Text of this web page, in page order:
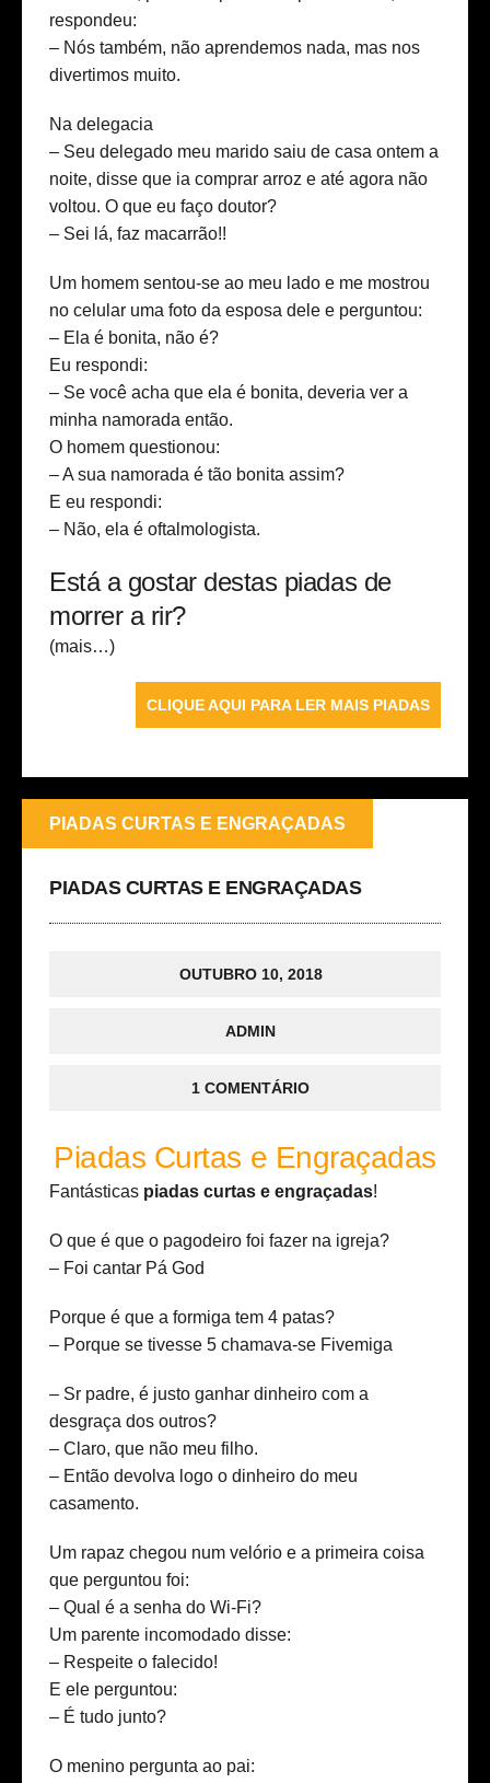
respondeu:
– Nós também, não aprendemos nada, mas nos
divertimos muito.
Na delegacia
– Seu delegado meu marido saiu de casa ontem a
noite, disse que ia comprar arroz e até agora não
voltou. O que eu faço doutor?
– Sei lá, faz macarrão!!
Um homem sentou-se ao meu lado e me mostrou
no celular uma foto da esposa dele e perguntou:
– Ela é bonita, não é?
Eu respondi:
– Se você acha que ela é bonita, deveria ver a
minha namorada então.
O homem questionou:
– A sua namorada é tão bonita assim?
E eu respondi:
– Não, ela é oftalmologista.
Está a gostar destas piadas de
morrer a rir?
(mais…)
CLIQUE AQUI PARA LER MAIS PIADAS
PIADAS CURTAS E ENGRAÇADAS
PIADAS CURTAS E ENGRAÇADAS
OUTUBRO 10, 2018
ADMIN
1 COMENTÁRIO
Piadas Curtas e Engraçadas
Fantásticas piadas curtas e engraçadas!
O que é que o pagodeiro foi fazer na igreja?
– Foi cantar Pá God
Porque é que a formiga tem 4 patas?
– Porque se tivesse 5 chamava-se Fivemiga
– Sr padre, é justo ganhar dinheiro com a
desgraça dos outros?
– Claro, que não meu filho.
– Então devolva logo o dinheiro do meu
casamento.
Um rapaz chegou num velório e a primeira coisa
que perguntou foi:
– Qual é a senha do Wi-Fi?
Um parente incomodado disse:
– Respeite o falecido!
E ele perguntou:
– É tudo junto?
O menino pergunta ao pai: